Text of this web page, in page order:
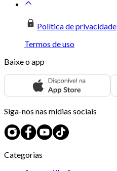
Política de privacidade
Termos de uso
Baixe o app
Siga-nos nas mídias sociais
Categorias